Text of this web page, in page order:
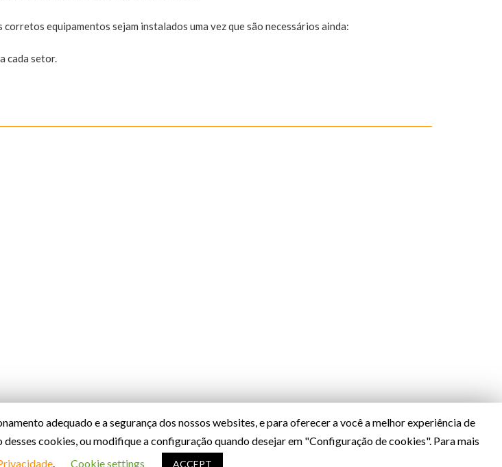
equipamentos sejam instalados uma vez que são necessários ainda:
cada setor.
Desenvolvido por
adequado e a segurança dos nossos websites, e para oferecer a você a melhor experiência de
cookies, ou modifique a configuração quando desejar em "Configuração de cookies". Para mais
. Cookie settings ACCEPT